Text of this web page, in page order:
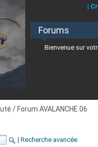
météo pour les jours à
Alpes-Maritimes
|
Forums
Bienvenue sur
/ Forum AVALANCHE 06
| Recherche avancée